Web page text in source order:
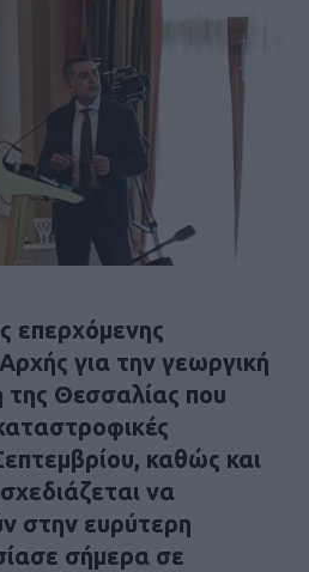
επερχόμενης
για την γεωργική
Θεσσαλίας που
καθώς και
να
στην ευρύτερη
σήμερα σε